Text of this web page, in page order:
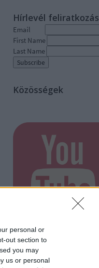
personal or
out section to
you may
us or personal
Hírlevél feliratkozás
Email
First Name
Last Name
Közösségek
Keresés